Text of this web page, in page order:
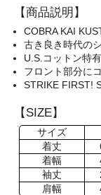
【商品説明】
COBRA KAI
古き良き時代の
U.S.コットン特
フロント部分に
STRIKE FIRST!
【SIZE】
サイズ
着丈
着幅
袖丈
肩幅